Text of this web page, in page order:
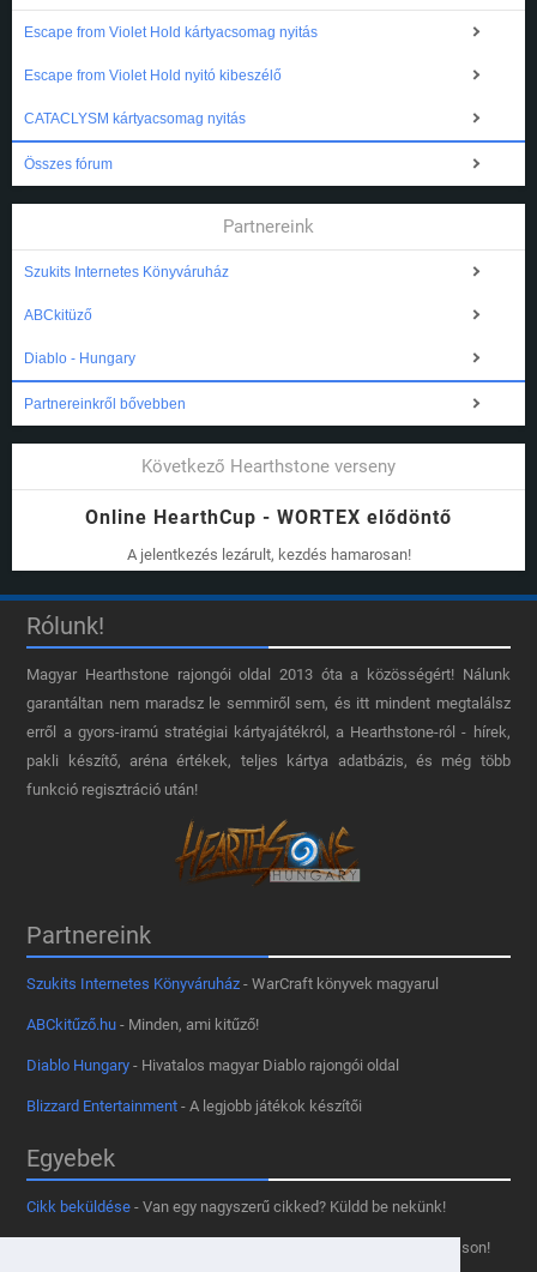
Escape from Violet Hold kártyacsomag nyitás
Escape from Violet Hold nyitó kibeszélő
CATACLYSM kártyacsomag nyitás
Összes fórum
Partnereink
Szukits Internetes Könyváruház
ABCkitüző
Diablo - Hungary
Partnereinkről bővebben
Következő Hearthstone verseny
Online HearthCup - WORTEX elődöntő
A jelentkezés lezárult, kezdés hamarosan!
Rólunk!
Magyar Hearthstone​ rajongói oldal 2013 óta a közösségért! Nálunk
garantáltan nem maradsz le semmiről sem, és itt mindent megtalálsz
erről a gyors-iramú stratégiai kártyajátékról, a Hearthstone-ról - hírek,
pakli készítő, aréna értékek, teljes kártya adatbázis, és még több
funkció regisztráció után!
Partnereink
Szukits Internetes Könyváruház - WarCraft könyvek magyarul
ABCkitűző.hu - Minden, ami kitűző!
Diablo Hungary - Hivatalos magyar Diablo rajongói oldal
Blizzard Entertainment - A legjobb játékok készítői
Egyebek
Cikk beküldése - Van egy nagyszerű cikked? Küldd be nekünk!
- Tetszik az oldal? Segíts, hogy fennmaradhasson!